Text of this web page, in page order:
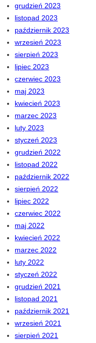
grudzień 2023
listopad 2023
październik 2023
wrzesień 2023
sierpień 2023
lipiec 2023
czerwiec 2023
maj 2023
kwiecień 2023
marzec 2023
luty 2023
styczeń 2023
grudzień 2022
listopad 2022
październik 2022
sierpień 2022
lipiec 2022
czerwiec 2022
maj 2022
kwiecień 2022
marzec 2022
luty 2022
styczeń 2022
grudzień 2021
listopad 2021
październik 2021
wrzesień 2021
sierpień 2021